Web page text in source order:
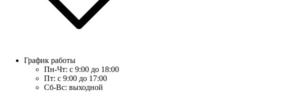
График работы
Пн-Чт: с 9:00 до 18:00
Пт: с 9:00 до 17:00
Сб-Вс: выходной